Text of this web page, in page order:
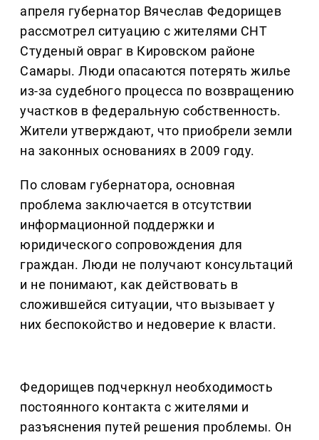
апреля губернатор Вячеслав Федорищев
рассмотрел ситуацию с жителями СНТ
Студеный овраг в Кировском районе
Самары. Люди опасаются потерять жилье
из-за судебного процесса по возвращению
участков в федеральную собственность.
Жители утверждают, что приобрели земли
на законных основаниях в 2009 году.
По словам губернатора, основная
проблема заключается в отсутствии
информационной поддержки и
юридического сопровождения для
граждан. Люди не получают консультаций
и не понимают, как действовать в
сложившейся ситуации, что вызывает у
них беспокойство и недоверие к власти.
Федорищев подчеркнул необходимость
постоянного контакта с жителями и
разъяснения путей решения проблемы. Он